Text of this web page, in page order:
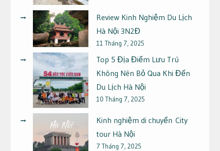
Review Kinh Nghiệm Du Lịch
Hà Nội 3N2Đ
11 Tháng 7, 2025
Top 5 Địa Điểm Lưu Trú
Không Nên Bỏ Qua Khi Đến
Du Lịch Hà Nội
10 Tháng 7, 2025
Kinh nghiệm di chuyển City
tour Hà Nội
7 Tháng 7, 2025